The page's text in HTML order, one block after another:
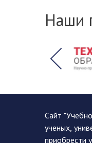
Наши
Сайт
ученых,
приобрести